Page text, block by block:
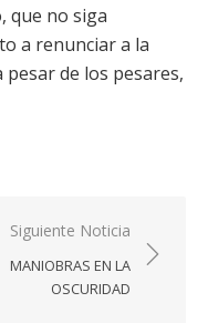
que no siga
a renunciar a la
pesar de los pesares,
Siguiente Noticia
MANIOBRAS EN LA
OSCURIDAD